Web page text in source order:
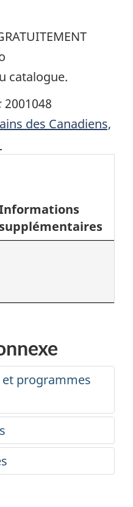
catalogue.
2001048
des Canadiens,
supplémentaires